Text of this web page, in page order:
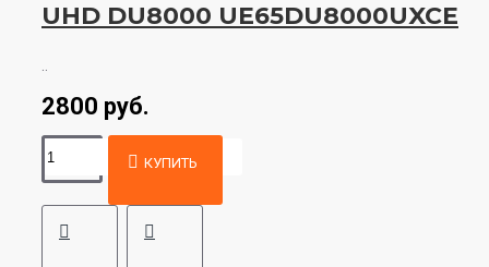
UHD DU8000 UE65DU8000UXCE
2800 руб.
КУПИТЬ